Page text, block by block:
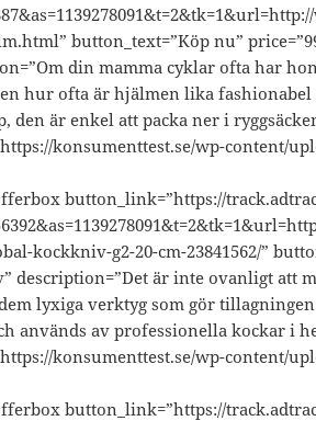
button_text=”Köp nu”
din mamma cyklar ofta har
hur ofta är hjälmen lika
den är enkel att packa ner i
konsumenttest.se/wp-content/
button_link=”https://
kockkniv-g2-20-cm-23841562/”
description=”Det är inte ovanligt att
lyxiga verktyg som gör
används av professionella kockar i
konsumenttest.se/wp-content/
button_link=”https://